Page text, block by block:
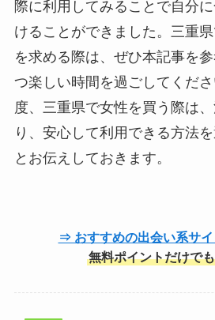
際に利用してみることで自分
けることができました。三重
を求める際は、ぜひ本記事を
つ楽しい時間を過ごしてくだ
度、三重県で女性を買う際は
り、安心して利用できる方法
とお伝えしておきます。
⇒ おすすめの出会い系サ
無料ポイントだけで